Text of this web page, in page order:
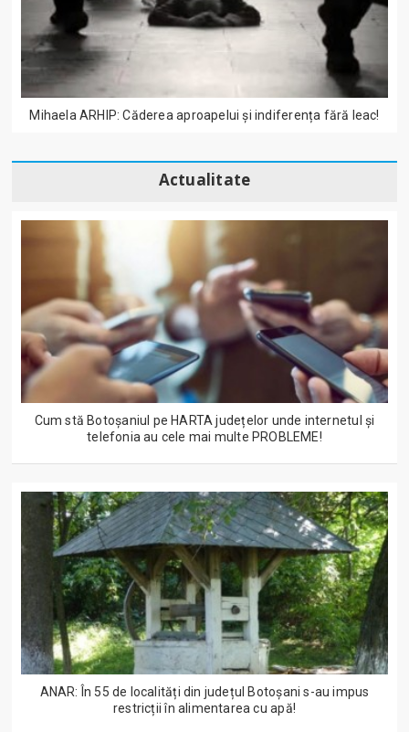
Mihaela ARHIP: Căderea aproapelui și indiferența fără leac!
Actualitate
Cum stă Botoșaniul pe HARTA județelor unde internetul și
telefonia au cele mai multe PROBLEME!
ANAR: În 55 de localități din județul Botoșani s-au impus
restricții în alimentarea cu apă!